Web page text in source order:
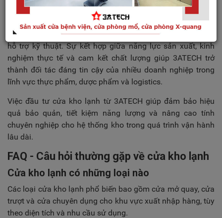
CÔNG TY CỔ PHẦN CÔNG NGHỆ 3ATECH không chỉ cung
cấp sản phẩm mà còn mang đến giải pháp tổng thể cho hệ
thống kho lạnh, từ tư vấn thiết kế, sản xuất đến lắp đặt và
hỗ trợ kỹ thuật. Sự kết hợp giữa năng lực sản xuất, kinh
nghiệm thực tế và cam kết chất lượng giúp 3ATECH trở
thành đối tác đáng tin cậy của nhiều doanh nghiệp trong
lĩnh vực thực phẩm, dược phẩm và logistics.
Việc đầu tư cửa kho lạnh từ 3ATECH giúp đảm bảo hiệu
quả bảo quản, tiết kiệm năng lượng và nâng cao tính
chuyên nghiệp cho hệ thống kho trong quá trình vận hành
lâu dài.
FAQ - Câu hỏi thường gặp về cửa kho lạnh
Cửa kho lạnh có những loại nào
Các loại cửa kho lạnh phổ biến bao gồm cửa mở quay, cửa
trượt và cửa chuyên dụng cho khu vực xuất nhập hàng, tùy
theo diện tích và nhu cầu sử dụng.